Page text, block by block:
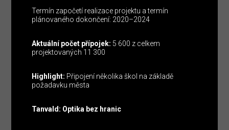
Termín započetí realizace projektu a termín
plánovaného dokončení: 2020–2024
Aktuální počet přípojek: 5 600 z celkem
projektovaných 11 300
Highlight: Připojení několika škol na základě
požadavku města
Tanvald: Optika bez hranic